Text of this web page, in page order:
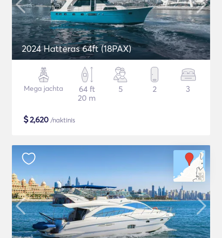
2024 Hatteras 64ft (18PAX)
Mega jachta
64 ft
20 m
5 2 3
$2,620 /naktinis